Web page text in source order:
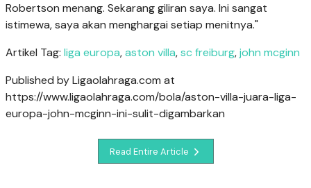
Robertson menang. Sekarang giliran saya. Ini sangat
istimewa, saya akan menghargai setiap menitnya."
Artikel Tag: liga europa,aston villa,sc freiburg,john mcginn
Published by Ligaolahraga.com at
https://www.ligaolahraga.com/bola/aston-villa-juara-liga-
europa-john-mcginn-ini-sulit-digambarkan
Read Entire Article